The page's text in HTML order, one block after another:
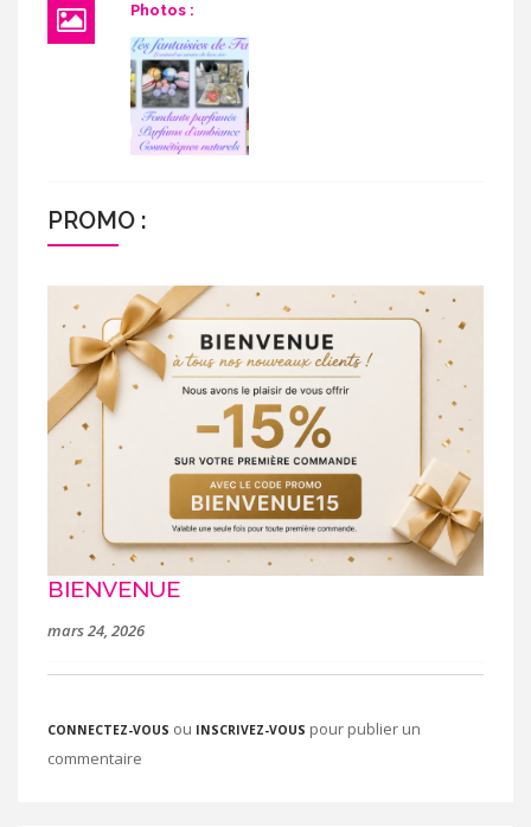
Photos :
PROMO :
BIENVENUE
mars 24, 2026
CONNECTEZ-VOUS ou INSCRIVEZ-VOUS pour publier un
commentaire